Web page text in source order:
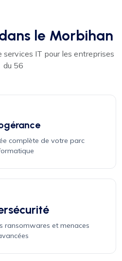
le Morbihan
IT pour les entreprises
du 56
complète de votre parc
ransomwares et menaces